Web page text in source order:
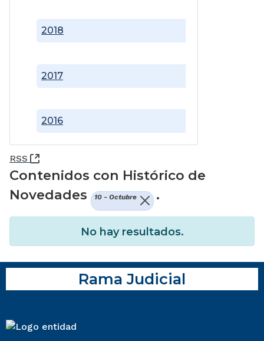
2016
2017
2018
RSS (Abre una nueva ventana)
Contenidos con Histórico de
Novedades
10 - Octubre .
No hay resultados.
Rama Judicial